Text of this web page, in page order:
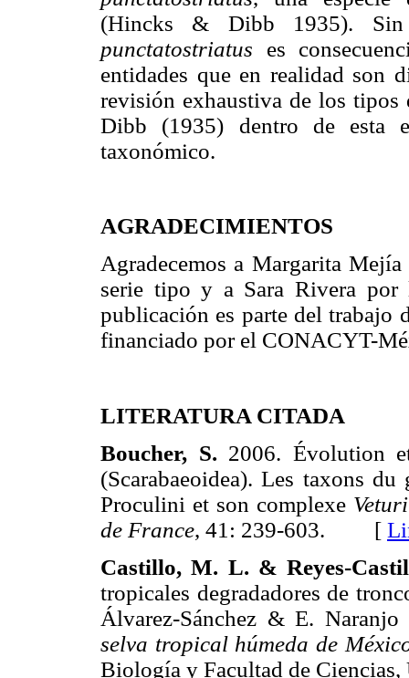
(Hincks & Dibb 1935).
punctatostriatus es
entidades que en realidad son
revisión exhaustiva de los
Dibb (1935) dentro de esta
taxonómico.
AGRADECIMIENTOS
Agradecemos a Margarita
serie tipo y a Sara Rivera por
publicación es parte del trabajo
financiado por el CONACYT-
LITERATURA CITADA
Boucher, S. 2006. Évolution
(Scarabaeoidea). Les taxons
Proculini et son complexe
de France, 41: 239-603. [
Castillo, M. L. & Reyes-
tropicales degradadores de
Álvarez-Sánchez & E.
selva tropical húmeda de
Biología y Facultad de